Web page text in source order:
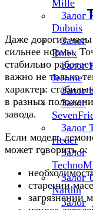
Mille
Залог
Dubuis
Залог
Rolex
Залог
Jerome
Залог
Залог
Залог
Heuer
Залог
Залог
Nardin
Залог
Даже дорогие
сильнее нормы.
стабильно
важно не только
характер:
в разных
завода.
Если модель
может говорить о:
старении
загрязнении